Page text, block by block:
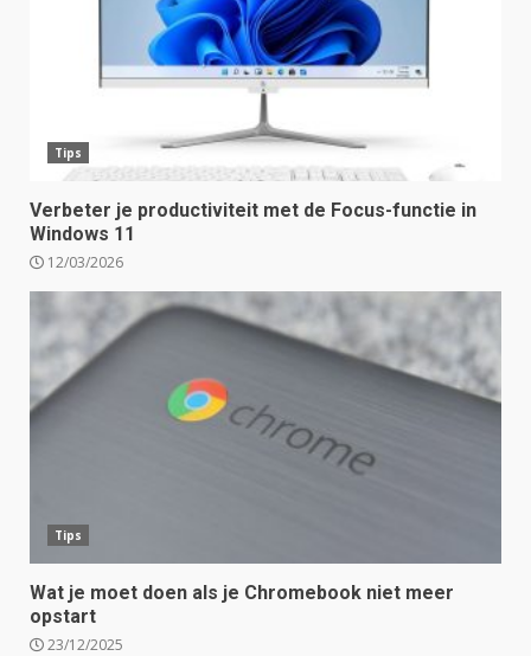
Tips
Verbeter je productiviteit met de Focus-functie in
Windows 11
12/03/2026
Tips
Wat je moet doen als je Chromebook niet meer
opstart
23/12/2025